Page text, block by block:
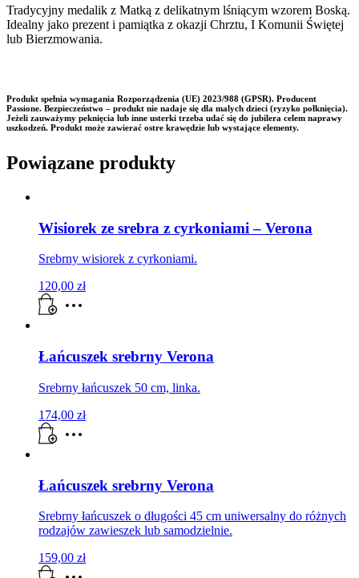
Tradycyjny medalik z Matką z delikatnym lśniącym wzorem Boską.
Idealny jako prezent i pamiątka z okazji Chrztu, I Komunii Świętej
lub Bierzmowania.
Produkt spełnia wymagania Rozporządzenia (UE) 2023/988 (GPSR). Producent
Passione. Bezpieczeństwo – produkt nie nadaje się dla malych dzieci (ryzyko połknięcia).
Jeżeli zauważymy peknięcia lub inne usterki trzeba udać się do jubilera celem naprawy
uszkodzeń. Produkt może zawierać ostre krawędzie lub wystające elementy.
Powiązane produkty
Wisiorek ze srebra z cyrkoniami – Verona
Srebrny wisiorek z cyrkoniami.
120,00 zł
Łańcuszek srebrny Verona
Srebrny łańcuszek 50 cm, linka.
174,00 zł
Łańcuszek srebrny Verona
Srebrny łańcuszek o długości 45 cm uniwersalny do różnych
rodzajów zawieszek lub samodzielnie.
159,00 zł